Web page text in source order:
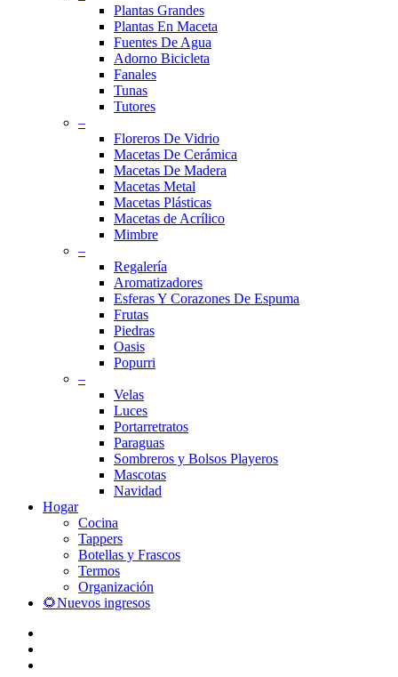
Plantas Grandes
Plantas En Maceta
Fuentes De Agua
Adorno Bicicleta
Fanales
Tunas
Tutores
–
Floreros De Vidrio
Macetas De Cerámica
Macetas De Madera
Macetas Metal
Macetas Plásticas
Macetas de Acrílico
Mimbre
–
Regalería
Aromatizadores
Esferas Y Corazones De Espuma
Frutas
Piedras
Oasis
Popurri
–
Velas
Luces
Portarretratos
Paraguas
Sombreros y Bolsos Playeros
Mascotas
Navidad
Hogar
Cocina
Tappers
Botellas y Frascos
Termos
Organización
🌻Nuevos ingresos